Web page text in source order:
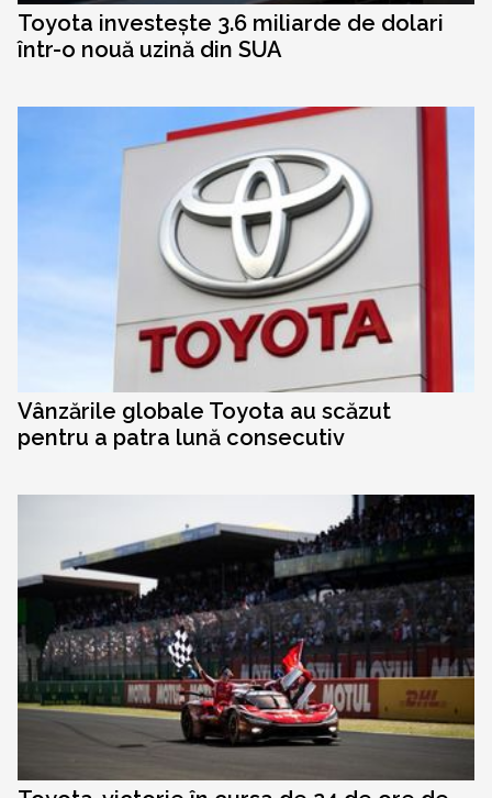
Toyota investește 3.6 miliarde de dolari
într-o nouă uzină din SUA
Vânzările globale Toyota au scăzut
pentru a patra lună consecutiv